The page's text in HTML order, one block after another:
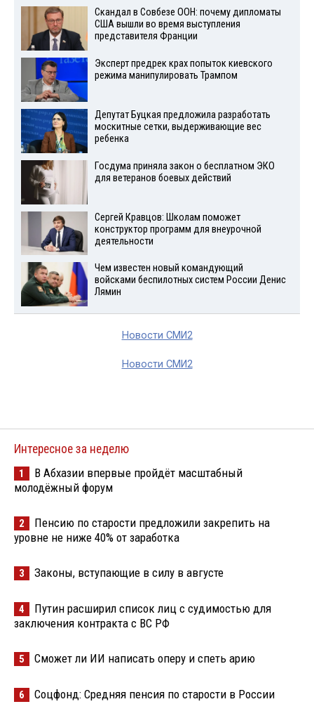
Скандал в Совбезе ООН: почему дипломаты
США вышли во время выступления
представителя Франции
Эксперт предрек крах попыток киевского
режима манипулировать Трампом
Депутат Буцкая предложила разработать
москитные сетки, выдерживающие вес
ребенка
Госдума приняла закон о бесплатном ЭКО
для ветеранов боевых действий
Сергей Кравцов: Школам поможет
конструктор программ для внеурочной
деятельности
Чем известен новый командующий
войсками беспилотных систем России Денис
Лямин
Новости СМИ2
Новости СМИ2
Интересное за неделю
1
В Абхазии впервые пройдёт масштабный
молодёжный форум
2
Пенсию по старости предложили закрепить на
уровне не ниже 40% от заработка
3 Законы, вступающие в силу в августе
4
Путин расширил список лиц с судимостью для
заключения контракта с ВС РФ
5 Сможет ли ИИ написать оперу и спеть арию
6
Соцфонд: Средняя пенсия по старости в России